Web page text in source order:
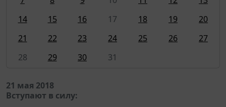
14
15 16 17 18 19
20
21
22 23 24 25 26
27
28
29 30 31
21 мая 2018
Вступают в силу: